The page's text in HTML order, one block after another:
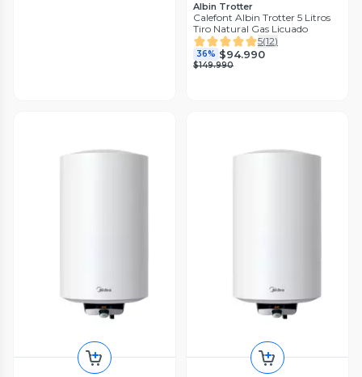
Albin Trotter
Calefont Albin Trotter 5 Litros
Tiro Natural Gas Licuado
5(12)
36% $94.990
$149.990